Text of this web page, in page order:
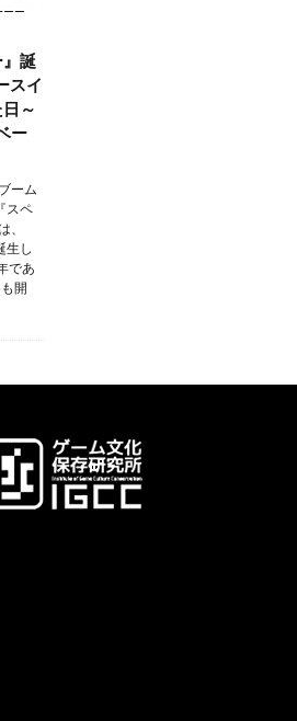
』誕
スイ
～
ー
ーム
スペ
、
生し
であ
開